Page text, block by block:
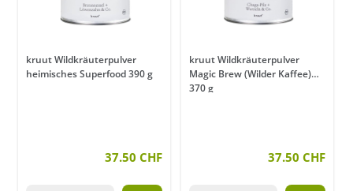
kruut Wildkräuterpulver
heimisches Superfood 390 g
37.50 CHF
kruut Wildkräuterpulver
Magic Brew (Wilder Kaffee)
370 g
37.50 CHF